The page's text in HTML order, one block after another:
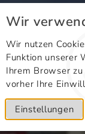
Wir
Wir nutzen
Funktion unserer
Ihrem Browser
vorher Ihre
Einstellungen